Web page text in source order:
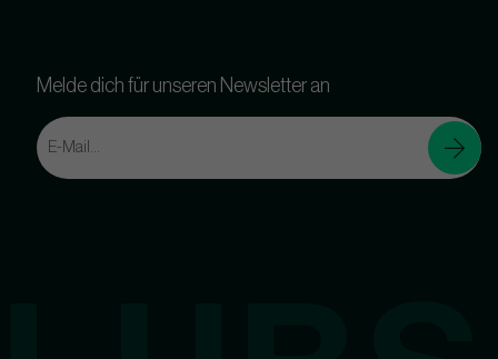
Melde dich für unseren Newsletter an